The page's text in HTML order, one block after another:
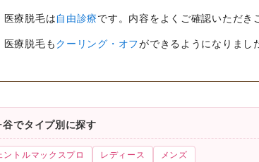
医療脱毛は自由診療です。内容をよくご確認いただき
医療脱毛もクーリング・オフができるようになりまし
谷でタイプ別に探す
ントルマックスプロ レディース メンズ